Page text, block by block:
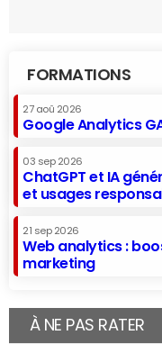
FORMATIONS
27 aoû 2026
Google Analytics
03 sep 2026
ChatGPT et IA
et usages
21 sep 2026
Web analytics :
marketing
À NE PAS RATER